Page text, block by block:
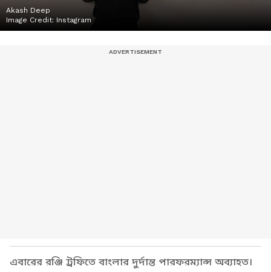
Akash Deep
Image Credit: Instagram
এবারের রঞ্জি ট্রফিতে বাংলার দুর্দান্ত পারফরম্যান্স অব্যাহত।